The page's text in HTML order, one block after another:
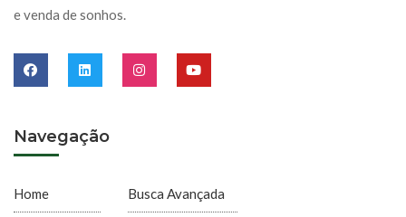
e venda de sonhos.
Navegação
Home Busca Avançada